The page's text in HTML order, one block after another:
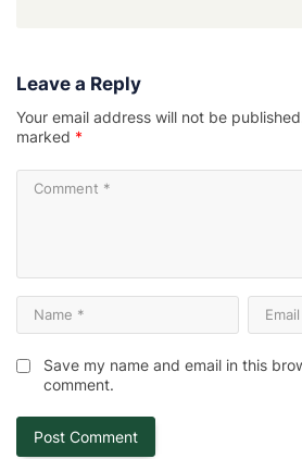
Leave a Reply
Your email address will not be
marked *
Save my name and email in this
comment.